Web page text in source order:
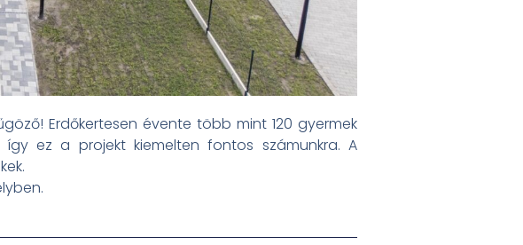
Erdőkertesen évente több mint 120 gyermek
így ez a projekt kiemelten fontos számunkra. A